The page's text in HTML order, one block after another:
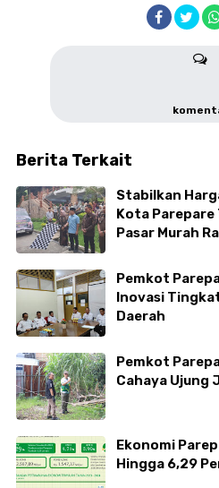
Berita Terkait
Stabilkan
Kota Parepare
Pasar Murah
Pemkot
Inovasi
Daerah
Pemkot
Cahaya Ujung
Ekonomi
Hingga 6,29